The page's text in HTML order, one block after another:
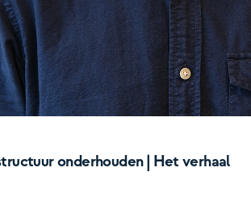
onderhouden | Het verhaal